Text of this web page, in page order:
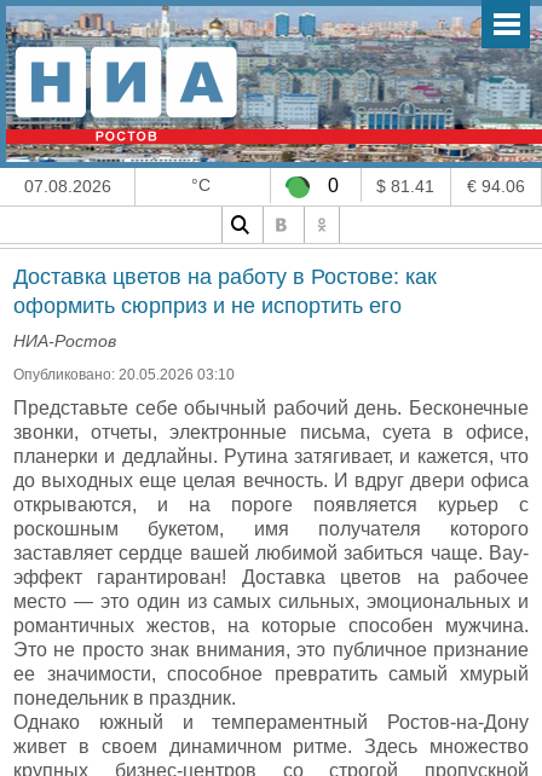
07.08.2026 °C 0 $ 81.41 € 94.06
Доставка цветов на работу в Ростове: как
оформить сюрприз и не испортить его
НИА-Ростов
Опубликовано: 20.05.2026 03:10
Представьте себе обычный рабочий день. Бесконечные
звонки, отчеты, электронные письма, суета в офисе,
планерки и дедлайны. Рутина затягивает, и кажется, что
до выходных еще целая вечность. И вдруг двери офиса
открываются, и на пороге появляется курьер с
роскошным букетом, имя получателя которого
заставляет сердце вашей любимой забиться чаще. Вау-
эффект гарантирован! Доставка цветов на рабочее
место — это один из самых сильных, эмоциональных и
романтичных жестов, на которые способен мужчина.
Это не просто знак внимания, это публичное признание
ее значимости, способное превратить самый хмурый
понедельник в праздник.
Однако южный и темпераментный Ростов-на-Дону
живет в своем динамичном ритме. Здесь множество
крупных бизнес-центров со строгой пропускной